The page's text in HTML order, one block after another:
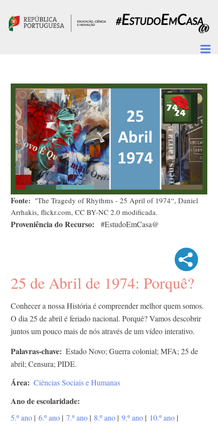
Fonte
"The Tragedy of Rhythms - 25 April of 1974“, Daniel
Arrhakis, flickr.com, CC BY-NC 2.0 modificada.
Proveniência do Recurso #EstudoEmCasa@
25 de Abril de 1974: Porquê?
Conhecer a nossa História é compreender melhor quem somos. ​
O dia 25 de abril é feriado nacional. Porquê? ​Vamos descobrir
juntos um pouco mais de nós através de um vídeo interativo.
Palavras-chave
Estado Novo; Guerra colonial; MFA; 25 de
abril; Censura; PIDE​.
Área Ciências Sociais e Humanas
Ano de escolaridade
5.º ano | 6.º ano | 7.º ano | 8.º ano | 9.º ano | 10.º ano |